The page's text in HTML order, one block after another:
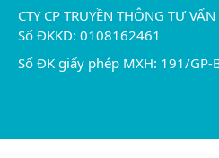
CTY CP TRUYỀN THÔNG TƯ
Số ĐKKD: 0108162461
Số ĐK giấy phép MXH: 191/GP-